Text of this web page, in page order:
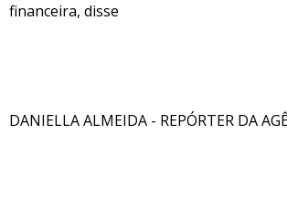
financeira, disse
DANIELLA ALMEIDA - REPÓRTER DA